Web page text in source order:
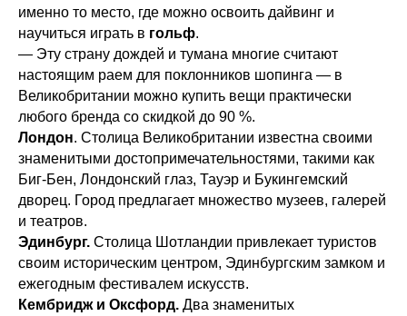
именно то место, где можно освоить дайвинг и
научиться играть в гольф.
— Эту страну дождей и тумана многие считают
настоящим раем для поклонников шопинга — в
Великобритании можно купить вещи практически
любого бренда со скидкой до 90 %.
Лондон. Столица Великобритании известна своими
знаменитыми достопримечательностями, такими как
Биг-Бен, Лондонский глаз, Тауэр и Букингемский
дворец. Город предлагает множество музеев, галерей
и театров.
Эдинбург. Столица Шотландии привлекает туристов
своим историческим центром, Эдинбургским замком и
ежегодным фестивалем искусств.
Кембридж и Оксфорд. Два знаменитых